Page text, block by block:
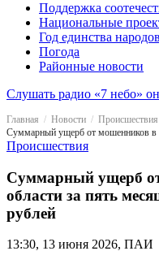
Поддержка
Национальные
Год единства
Погода
Районные новости
Слушать радио «7 небо»
Главная Новости
Происшествия
Происшествия
Суммарный ущерб
области за пять
рублей
13:30, 13 июня 2026, ПАИ